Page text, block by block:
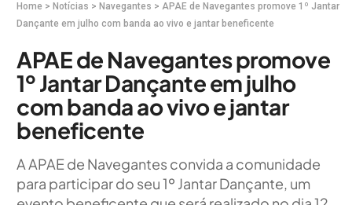
Home > Notícias > Navegantes > APAE de Navegantes promove 1º Jantar
Dançante em julho com banda ao vivo e jantar beneficente
APAE de Navegantes promove
1º Jantar Dançante em julho
com banda ao vivo e jantar
beneficente
A APAE de Navegantes convida a comunidade
para participar do seu 1º Jantar Dançante, um